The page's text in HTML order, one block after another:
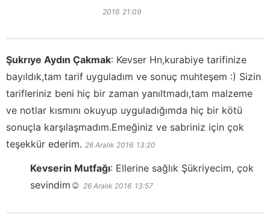
2016 21:09
Şukrıye Aydın Çakmak: Kevser Hn,kurabiye tarifinize
bayıldık,tam tarif uyguladım ve sonuç muhteşem :) Sizin
tarifleriniz beni hiç bir zaman yanıltmadı,tam malzeme
ve notlar kısmını okuyup uyguladığımda hiç bir kötü
sonuçla karşılaşmadım.Emeğiniz ve sabriniz için çok
teşekkür ederim. 26 Aralık 2016 13:20
Kevserin Mutfağı: Ellerine sağlık Şükriyecim, çok
sevindim☺️ 26 Aralık 2016 13:57